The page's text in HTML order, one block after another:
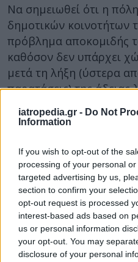
iatropedia.gr - Do Not
Information
If you wish to opt-out of the
processing of your personal
targeted advertising by us,
section to confirm your
opt-out request is processed
interest-based ads based on
us or personal information
your opt-out. You may
disclosure of your personal
Να σημειωθεί ότι η
δημοτικών κοινοτήτων
πρόβλημα αποκομιδής
καθόσον δεν υπάρχει
μετά τη λήξη (ύστερα
παρατάσεις) της άδειας
αποθηκεύονταν.